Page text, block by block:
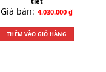
Giá bán: 4.030.000 ₫
THÊM VÀO GIỎ HÀNG